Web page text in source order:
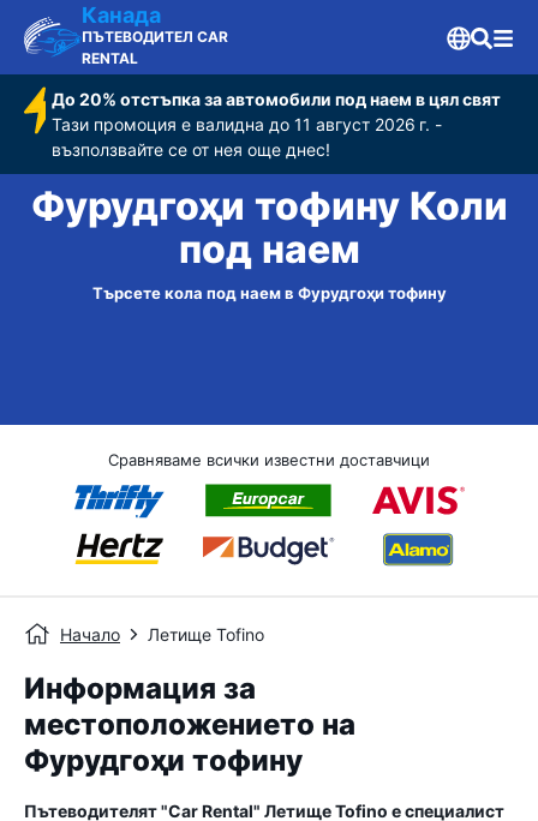
Канада
ПЪТЕВОДИТЕЛ CAR
RENTAL
До 20% отстъпка за автомобили под наем в цял свят
Тази промоция е валидна до 11 август 2026 г. -
възползвайте се от нея още днес!
Фурудгоҳи тофину Коли
под наем
Търсете кола под наем в Фурудгоҳи тофину
Сравняваме всички известни доставчици
Начало Летище Tofino
Информация за
местоположението на
Фурудгоҳи тофину
Пътеводителят "Car Rental" Летище Tofino е специалист